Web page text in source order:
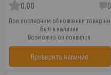
0,00
0
При последнем обновлении товар не
был в наличии.
Возможно он появился.
Проверить наличие